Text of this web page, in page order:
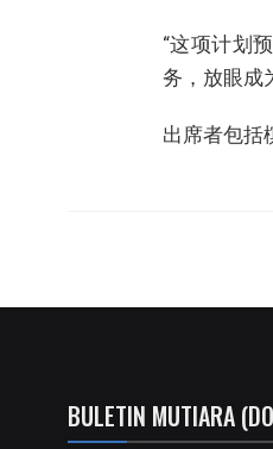
“这项计划
务，放眼成
出席者包括
BULETIN MUTIARA